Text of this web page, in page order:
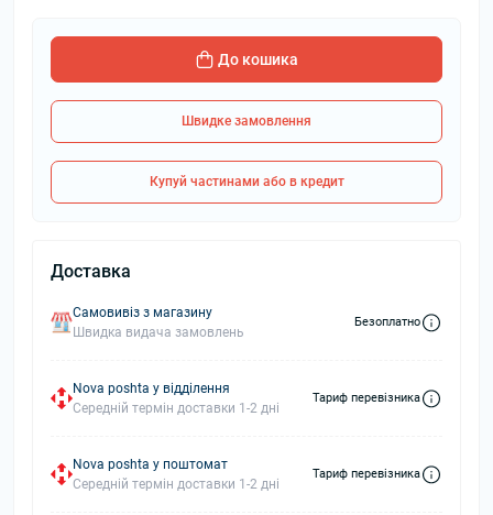
До кошика
Швидке замовлення
Купуй частинами або в кредит
Доставка
Самовивіз з магазину
Швидка видача замовлень
Безоплатно
Nova poshta у відділення
Середній термін доставки 1-2 дні
Тариф перевізника
Nova poshta у поштомат
Середній термін доставки 1-2 дні
Тариф перевізника